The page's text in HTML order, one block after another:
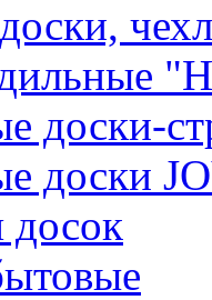
доски-
доски
досок